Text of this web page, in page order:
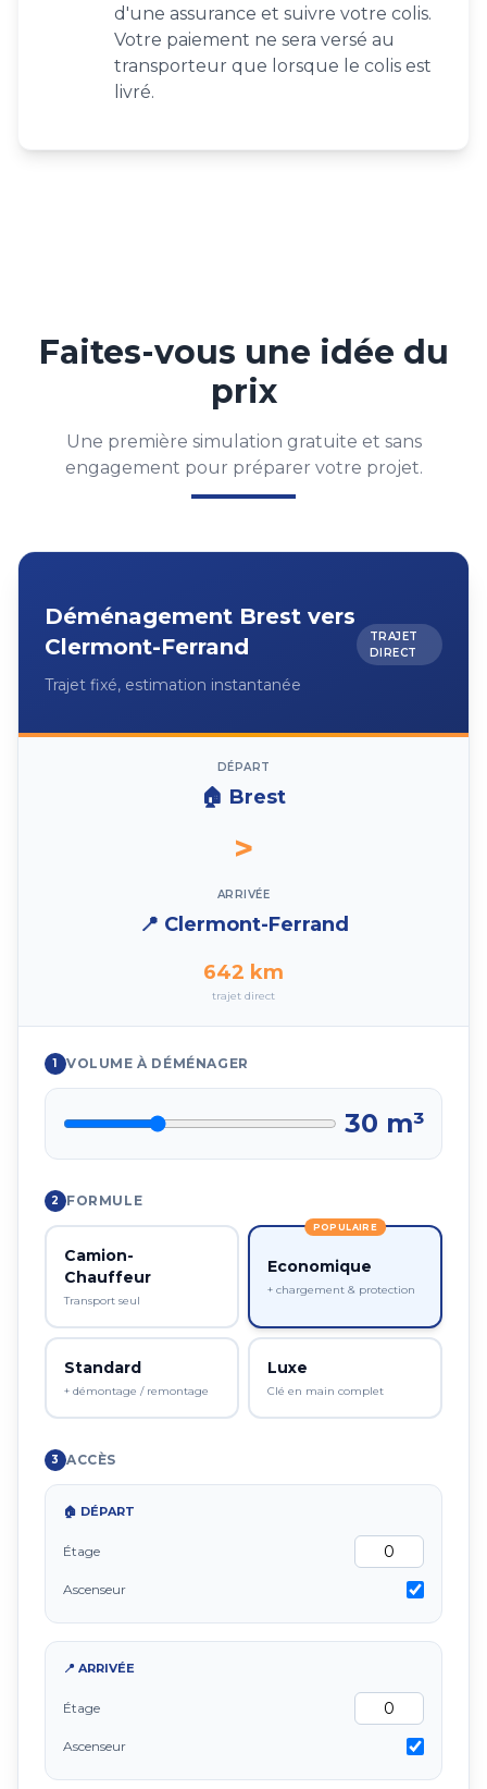
d'une assurance et suivre votre colis.
Votre paiement ne sera versé au
transporteur que lorsque le colis est
livré.
Faites-vous une idée du
prix
Une première simulation gratuite et sans
engagement pour préparer votre projet.
Déménagement Brest vers
Clermont-Ferrand
Trajet fixé, estimation instantanée
TRAJET
DIRECT
DÉPART
🏠 Brest
>
ARRIVÉE
📍 Clermont-Ferrand
642 km
trajet direct
1 VOLUME À DÉMÉNAGER
30 m³
2 FORMULE
Camion-
Chauffeur
Transport seul
POPULAIRE
Economique
+ chargement & protection
Standard
+ démontage / remontage
Luxe
Clé en main complet
3 ACCÈS
🏠 DÉPART
Étage
Ascenseur
📍 ARRIVÉE
Étage
Ascenseur